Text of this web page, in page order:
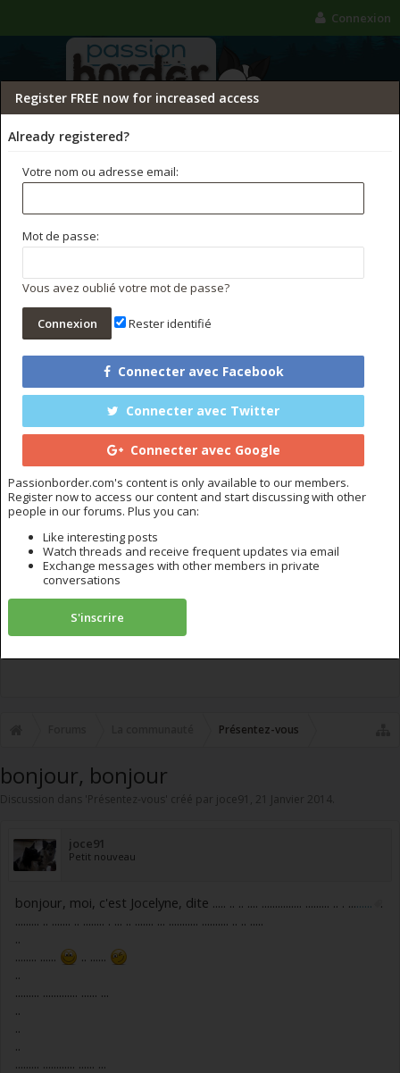
Connexion
Rechercher dans les forums Messages récents
Présentez-vous
bonjour, bonjour
Discussion dans 'Présentez-vous ' créé par joce91 , 21 Janvier 2014
joce91
Petit nouveau
bonjour, moi, c'est Jocelyne, dite ..... .. .. .... ............... ......... .. . ......... .
......... .. ....... .. ........ . ... .. ....... ... ........... .......... .. .. .....
..
........ ......
.. ......
..
......... ............. ...... ...
..
..
..
......... ............ ...... ...
Register FREE now for increased access
Already registered?
Votre nom ou adresse email:
Mot de passe:
Vous avez oublié votre mot de passe?
Rester identifié
Connecter avec Facebook
Connecter avec Twitter
Connecter avec Google
Passionborder.com's content is only available to our members.
Register now to access our content and start discussing with other
people in our forums. Plus you can:
Like interesting posts
Watch threads and receive frequent updates via email
Exchange messages with other members in private
conversations
S'inscrire